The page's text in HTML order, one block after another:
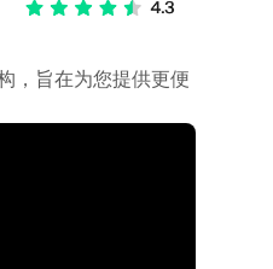
，旨在为您提供更便